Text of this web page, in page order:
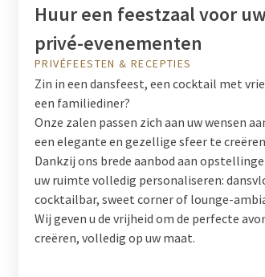
Huur een feestzaal voor
privé-evenementen
PRIVÉFEESTEN & RECEPTIES
Zin in een dansfeest, een cocktail met
een familiediner?
Onze zalen passen zich aan uw wensen
een elegante en gezellige sfeer te
Dankzij ons brede aanbod aan
uw ruimte volledig personaliseren:
cocktailbar, sweet corner of lounge-
Wij geven u de vrijheid om de perfecte
creëren, volledig op uw maat.